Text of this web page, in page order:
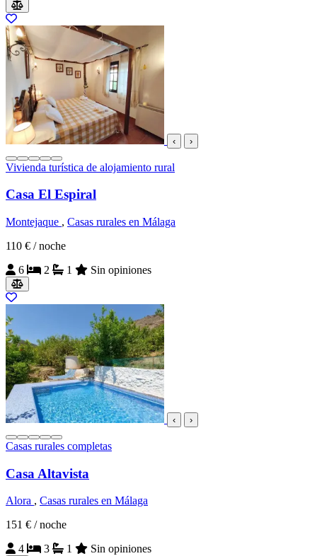
‹ ›
Vivienda turística de alojamiento rural
Casa El Espiral
Montejaque , Casas rurales en Málaga
110 € / noche
6
2 1 Sin opiniones
‹ ›
Casas rurales completas
Casa Altavista
Alora , Casas rurales en Málaga
151 € / noche
4
3 1 Sin opiniones